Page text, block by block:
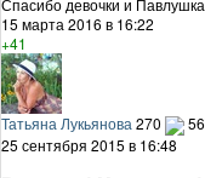
Спасибо девочки и
15 марта 2016 в 16:22
+41
Татьяна Лукьянова 270
25 сентября 2015 в 16:48